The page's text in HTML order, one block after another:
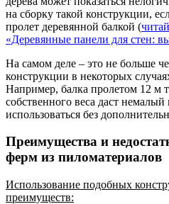
на сборку такой конструкции,
пролет деревянной балкой (
«Деревянные панели для стен:
На самом деле – это не больше
конструкции в некоторых
Например, балка пролетом 12 м
собственного веса даст
использоваться без
Преимущества и
ферм из пиломатериалов
Использование подобных
преимуществ: